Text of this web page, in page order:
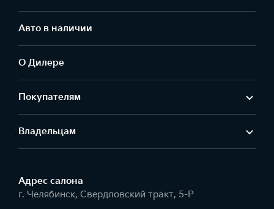
Авто в наличии
О Дилере
Покупателям
Владельцам
Адрес салонa
г. Челябинск, Свердловский тракт, 5-Р